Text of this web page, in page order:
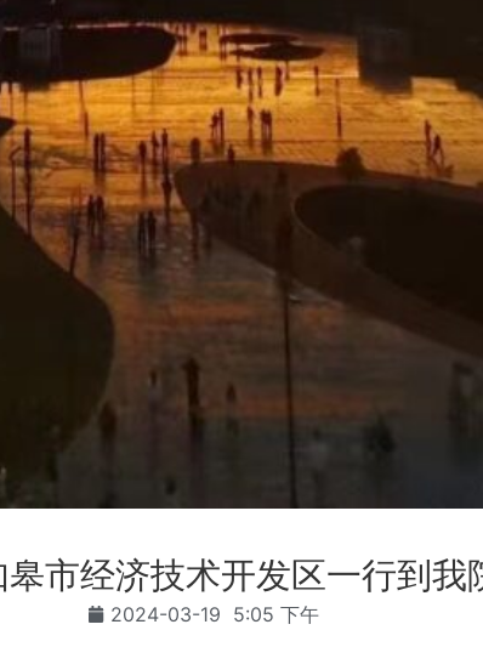
市经济技术开发区一行到我
2024-03-19 5:05 下午